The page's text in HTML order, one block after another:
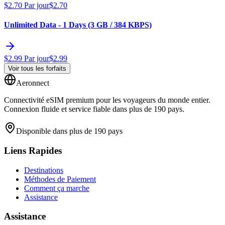
$2.70 Par jour$2.70
Unlimited Data - 1 Days (3 GB / 384 KBPS)
$2.99 Par jour$2.99
Voir tous les forfaits
Aeronnect
Connectivité eSIM premium pour les voyageurs du monde entier.
Connexion fluide et service fiable dans plus de 190 pays.
Disponible dans plus de 190 pays
Liens Rapides
Destinations
Méthodes de Paiement
Comment ça marche
Assistance
Assistance